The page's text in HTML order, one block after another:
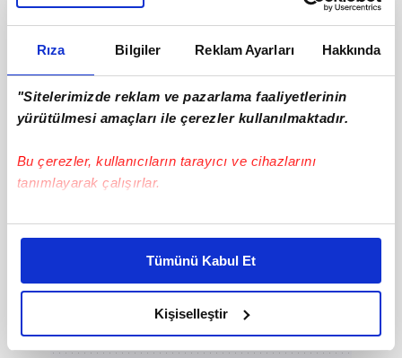
Rıza Bilgiler Reklam Ayarları Hakkında
"Sitelerimizde reklam ve pazarlama faaliyetlerinin
yürütülmesi amaçları ile çerezler kullanılmaktadır.
Bu çerezler, kullanıcıların tarayıcı ve cihazlarını
tanımlayarak çalışırlar.
Bu çerezlere izin vermeniz halinde sizlere özel
daha iyi reklam deneyimi yaşatabiliriz. Bunu yaparken
amacımızın size daha iyi bir reklam deneyimi sunmak
olduğunu ve sizlere en iyi içerikleri sunabilmek adına
elimizden gelen çabayı gösterdiğimizi ve bu noktada,
reklamların maliyetlerimizi karşılamak noktasında tek gelir
Tümünü Kabul Et
Kişiselleştir
DİĞER FOTOĞRAFLAR İÇİN İLERLEYİNİZ